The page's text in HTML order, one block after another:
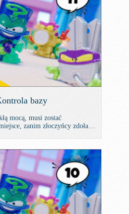
bazy
mocą, musi zostać
zanim złoczyńcy zdołają